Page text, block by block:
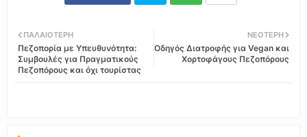
tter ats
ΝΕΌΤΕΡΗ
Οδηγός Διατροφής για Vegan και
Χορτοφάγους Πεζοπόρους
ΠΑΛΑΙΌΤΕΡΗ
Πεζοπορία με Υπευθυνότητα:
Συμβουλές για Πραγματικούς
Πεζοπόρους και όχι τουρίστας